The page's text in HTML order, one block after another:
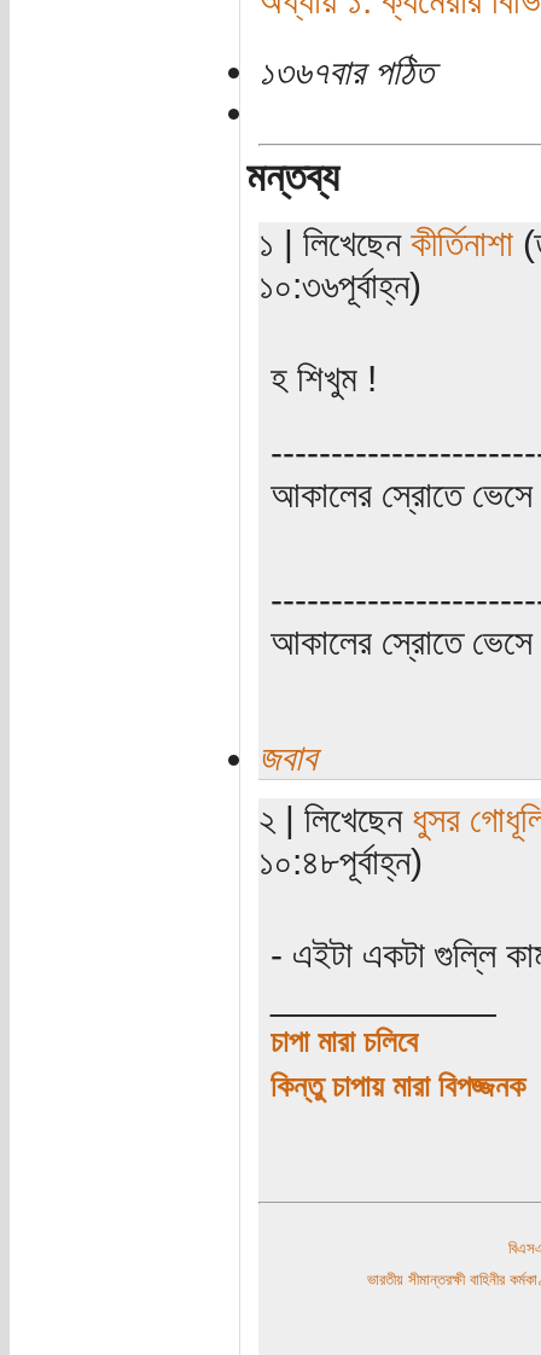
১৩৬৭বার পঠিত
মন্তব্য
১ | লিখেছেন কীর্তিনাশা
১০:৩৬পূর্বাহ্ন)
হ শিখুম !
আকালের স্রোতে ভেসে
আকালের স্রোতে ভেসে
জবাব
২ | লিখেছেন ধুসর
১০:৪৮পূর্বাহ্ন)
- এইটা একটা গুল্লি
চাপা মারা চলিবে
কিন্তু চাপায় মারা বিপজ্জনক
ভারতীয় সীমান্তরক্ষী বাহিনীর